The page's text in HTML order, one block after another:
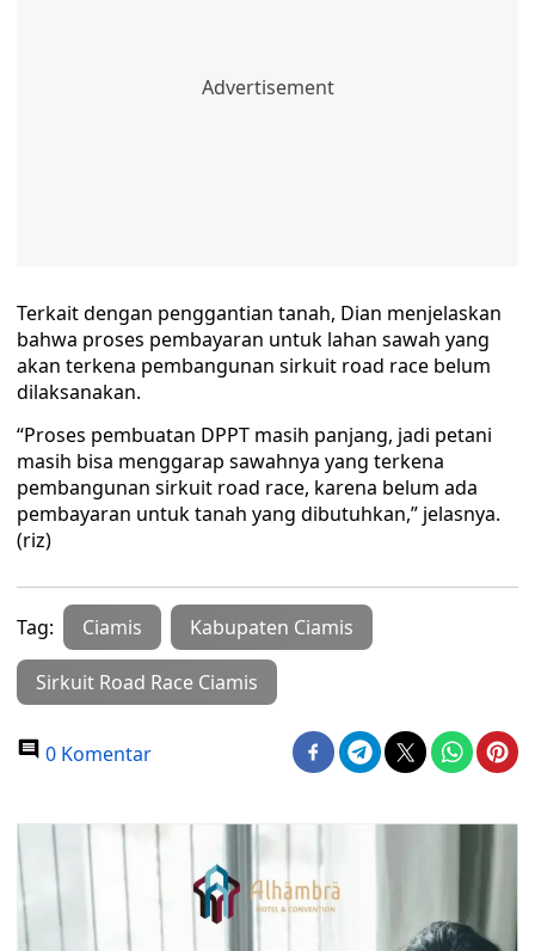
Terkait dengan penggantian tanah, Dian menjelaskan
bahwa proses pembayaran untuk lahan sawah yang
akan terkena pembangunan sirkuit road race belum
dilaksanakan.
“Proses pembuatan DPPT masih panjang, jadi petani
masih bisa menggarap sawahnya yang terkena
pembangunan sirkuit road race, karena belum ada
pembayaran untuk tanah yang dibutuhkan,” jelasnya.
(riz)
Tag: Ciamis Kabupaten Ciamis
Sirkuit Road Race Ciamis
0 Komentar